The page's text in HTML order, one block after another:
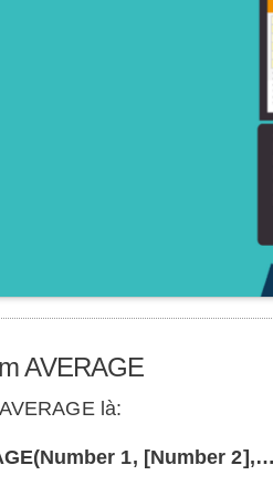
AVERAGE
là:
1, [Number